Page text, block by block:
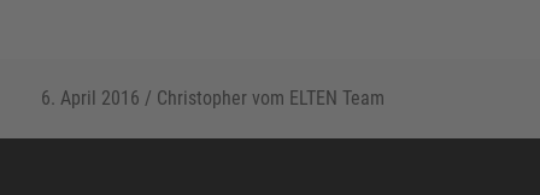
6. April 2016 / Christopher vom ELTEN Team